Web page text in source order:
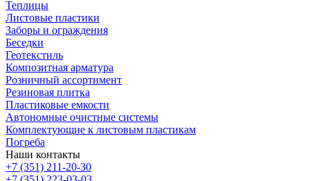
Теплицы
Листовые пластики
Заборы и ограждения
Беседки
Геотекстиль
Композитная арматура
Розничный ассортимент
Резиновая плитка
Пластиковые емкости
Автономные очистные системы
Комплектующие к листовым пластикам
Погреба
Наши контакты
+7 (351) 211-20-30